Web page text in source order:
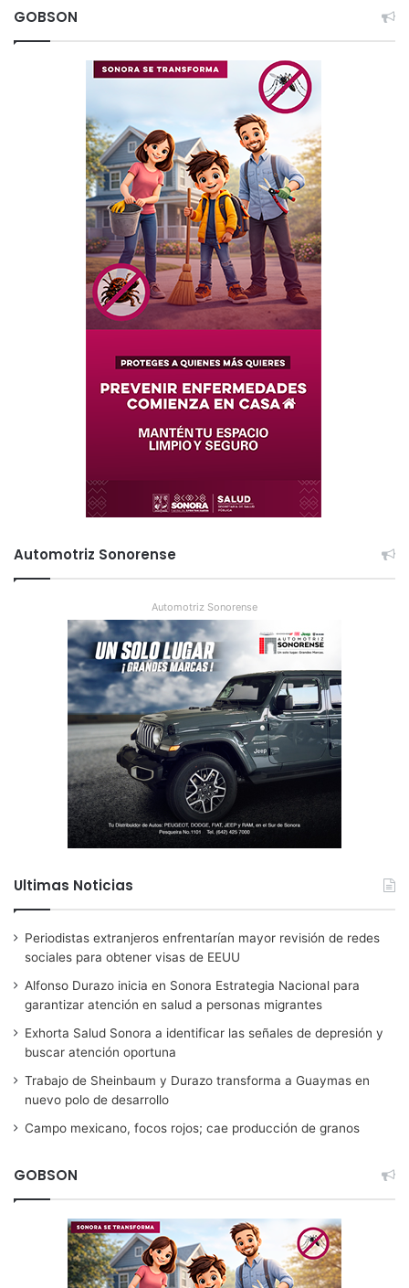
GOBSON
Automotriz Sonorense
Automotriz Sonorense
Ultimas Noticias
Periodistas extranjeros enfrentarían mayor revisión de redes
sociales para obtener visas de EEUU
Alfonso Durazo inicia en Sonora Estrategia Nacional para
garantizar atención en salud a personas migrantes
Exhorta Salud Sonora a identificar las señales de depresión y
buscar atención oportuna
Trabajo de Sheinbaum y Durazo transforma a Guaymas en
nuevo polo de desarrollo
Campo mexicano, focos rojos; cae producción de granos
GOBSON